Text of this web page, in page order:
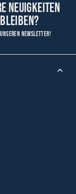
Neuigkeiten
Newsletter!